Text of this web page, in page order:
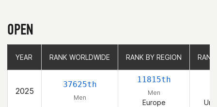
OPEN
YEAR RANK WORLDWIDE RANK BY REGION
2025
37625th
Men
11815th
Men
Europe
YEAR RANK WORLDWIDE RANK BY REGION